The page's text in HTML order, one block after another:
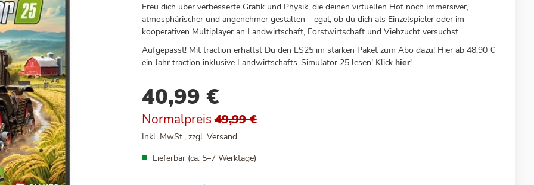
Freu dich über verbesserte Grafik und Physik, die deinen virtuellen Hof noch immersiver,
atmosphärischer und angenehmer gestalten – egal, ob du dich als Einzelspieler oder im
kooperativen Multiplayer an Landwirtschaft, Forstwirtschaft und Viehzucht versuchst.
Aufgepasst! Mit traction erhältst Du den LS25 im starken Paket zum Abo dazu! Hier ab 48,90 €
ein Jahr traction inklusive Landwirtschafts-Simulator 25 lesen! Klick hier!
Sonderangebot
40,99 €
Normalpreis 49,99 €
Inkl. MwSt., zzgl. Versand
Lieferbar (ca. 5–7 Werktage)